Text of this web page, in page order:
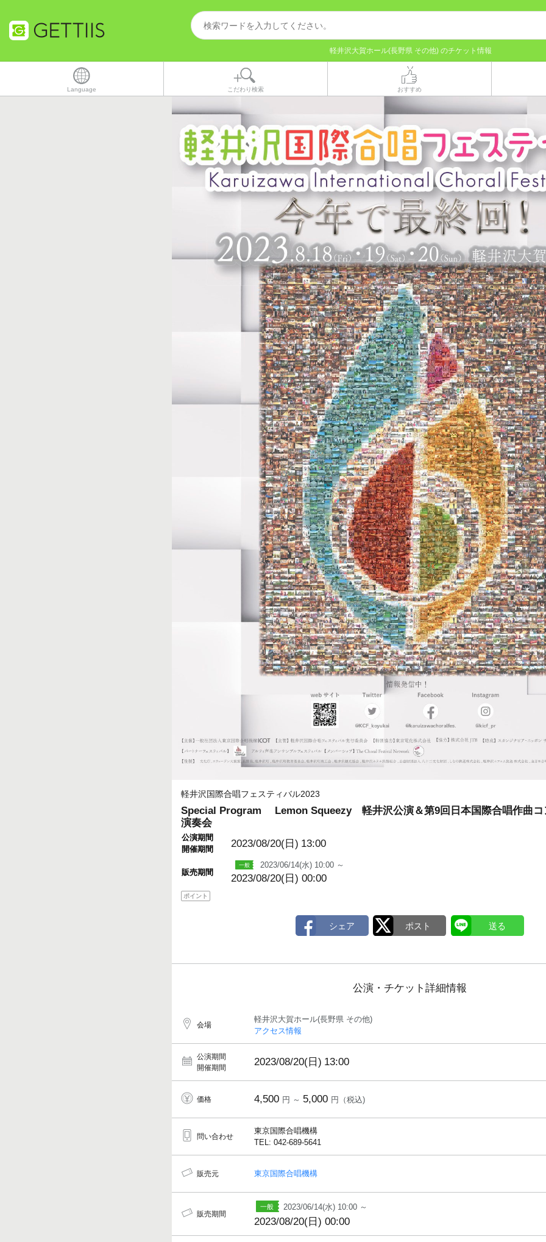
軽井沢大賀ホール(長野県 その他) のチケット情報
Language こだわり検索 おすすめ
軽井沢国際合唱フェスティバル2023
Special Program Lemon Squeezy 軽井沢公演＆第9回日本国際合唱作曲
演奏会
公演期間
開催期間
2023/08/20(日) 13:00
販売期間
2023/06/14(水) 10:00 ～
2023/08/20(日) 00:00
ポイント
公演・チケット詳細情報
会場
軽井沢大賀ホール(長野県 その他)
アクセス情報
公演期間
開催期間
2023/08/20(日) 13:00
価格 4,500 円 ～ 5,000 円（税込)
問い合わせ
東京国際合唱機構
TEL: 042-689-5641
販売元 東京国際合唱機構
販売期間
2023/06/14(水) 10:00 ～
2023/08/20(日) 00:00